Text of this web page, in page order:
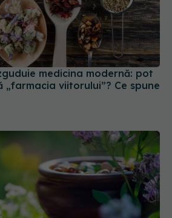
medicina modernă: pot
„farmacia viitorului”? Ce spune